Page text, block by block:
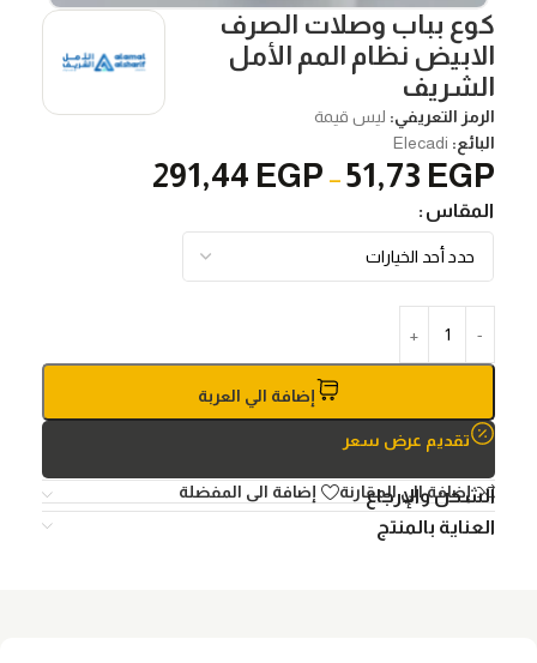
كوع بباب وصلات الصرف
الابيض نظام المم الأمل
الشريف
الرمز التعريفي: ليس قيمة
البائع: Elecadi
51,73 EGP
–
291,44 EGP
المقاس
إضافة الي العربة
تقديم عرض سعر
إضافة الي المقارنة إضافة الى المفضلة
الشحن والإرجاع
العناية بالمنتج